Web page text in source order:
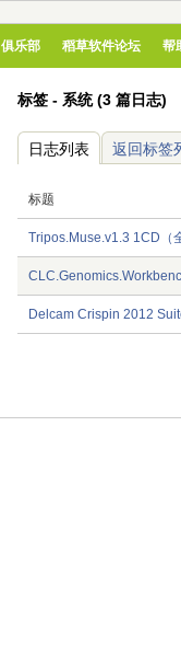
俱乐部 稻草软件论坛 帮
标签 - 系统 (3 篇日志)
日志列表 返回标签
标题
Tripos.Muse.v1.3 1CD（
Delcam Crispin 2012